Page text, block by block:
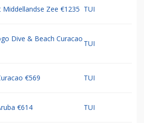
Middellandse Zee €1235 TUI
Dive & Beach Curacao
TUI
€569 TUI
€614 TUI